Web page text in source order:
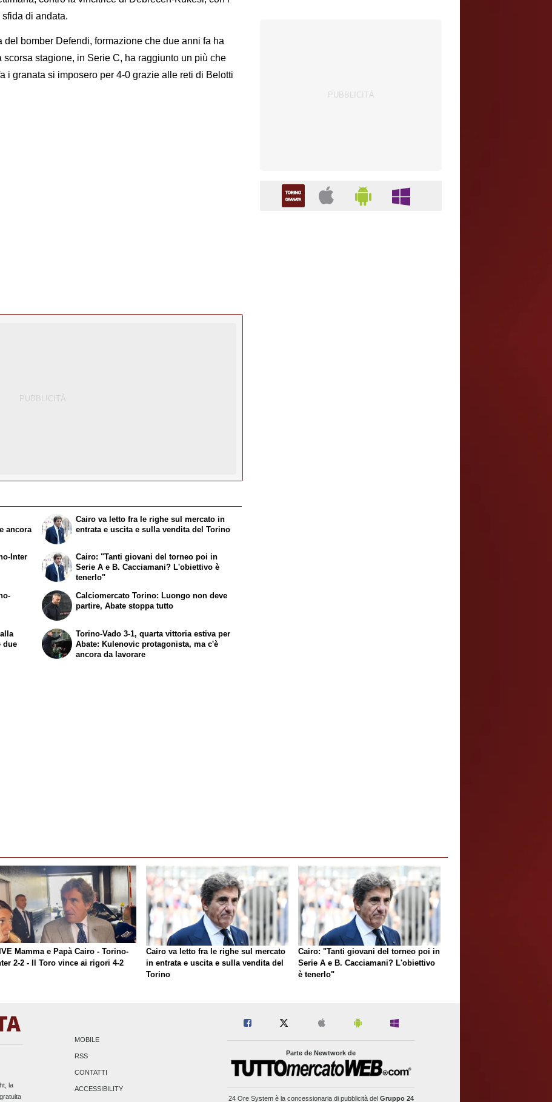
di andata.
bomber Defendi, formazione che due anni fa ha
stagione, in Serie C, ha raggiunto un più che
i granata si imposero per 4-0 grazie alle reti di Belotti
ancora
Inter
Cairo va letto fra le righe sul mercato in
entrata e uscita e sulla vendita del Torino
Cairo: "Tanti giovani del torneo poi in
Serie A e B. Cacciamani? L'obiettivo è
tenerlo"
due
Calciomercato Torino: Luongo non deve
partire, Abate stoppa tutto
Torino-Vado 3-1, quarta vittoria estiva per
Abate: Kulenovic protagonista, ma c'è
ancora da lavorare
Mamma e Papà Cairo - Torino-
2-2 - Il Toro vince ai rigori 4-2
Cairo va letto fra le righe sul mercato
in entrata e uscita e sulla vendita del
Torino
Cairo: "Tanti giovani del torneo poi in
Serie A e B. Cacciamani? L'obiettivo
è tenerlo"
la
MOBILE
RSS
CONTATTI
ACCESSIBILITY
Parte de Newtwork de
24 Ore Systemè la concessionaria di pubblicità del Gruppo 24